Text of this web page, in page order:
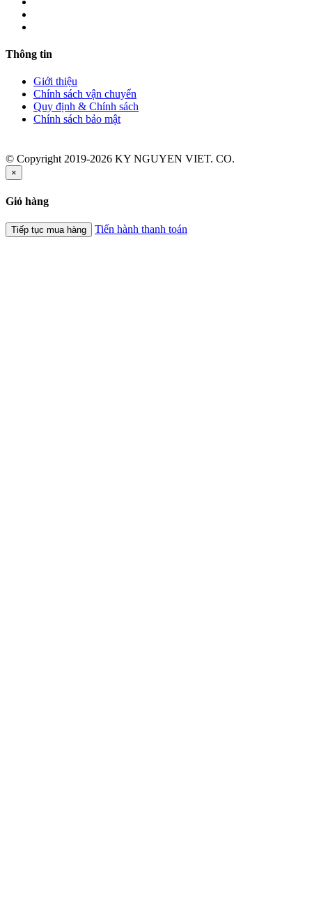
Thông tin
Giới thiệu
Chính sách vận chuyển
Quy định & Chính sách
Chính sách bảo mật
© Copyright 2019-2026 KY NGUYEN VIET. CO.
×
Giỏ hàng
Tiếp tục mua hàng Tiến hành thanh toán